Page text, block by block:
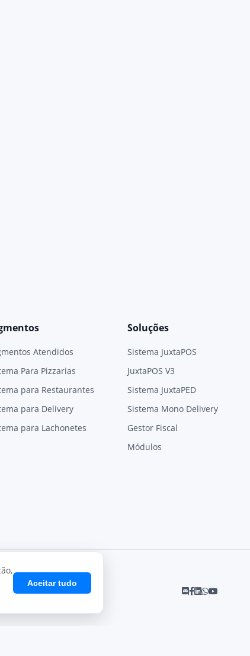
Atendidos
Para Pizzarias
para Restaurantes
para Delivery
para Lachonetes
Soluções
Sistema JuxtaPOS
JuxtaPOS V3
Sistema JuxtaPED
Sistema Mono Delivery
Gestor Fiscal
Módulos
Aceitar tudo